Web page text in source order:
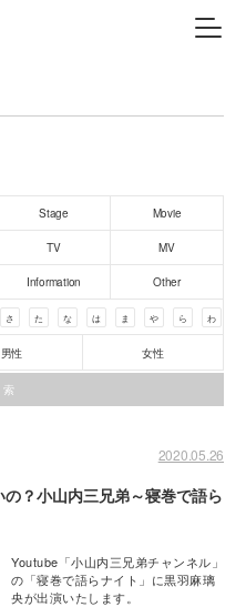
Stage Movie
TV MV
Information Other
さ た な は ま や ら わ
男性 女性
2020.05.26
？小山内三兄弟～寝巻で語ら
Youtube「小山内三兄弟チャンネル」
の「寝巻で語らナイト」に黒羽麻璃
央が出演いたします。